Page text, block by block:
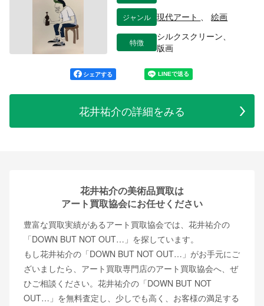
ジャンル 現代アート 、絵画
特徴
シルクスクリーン、
版画
シェアする
花井祐介の詳細をみる
花井祐介の美術品買取は
アート買取協会にお任せください
豊富な買取実績があるアート買取協会では、花井祐介の
「DOWN BUT NOT OUT…」を探しています。
もし花井祐介の「DOWN BUT NOT OUT…」がお手元にご
ざいましたら、アート買取専門店のアート買取協会へ、ぜ
ひご相談ください。花井祐介の「DOWN BUT NOT
OUT…」を無料査定し、少しでも高く、お客様の満足する